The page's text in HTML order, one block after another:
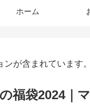
ホーム
が含まれています。
福袋2024｜